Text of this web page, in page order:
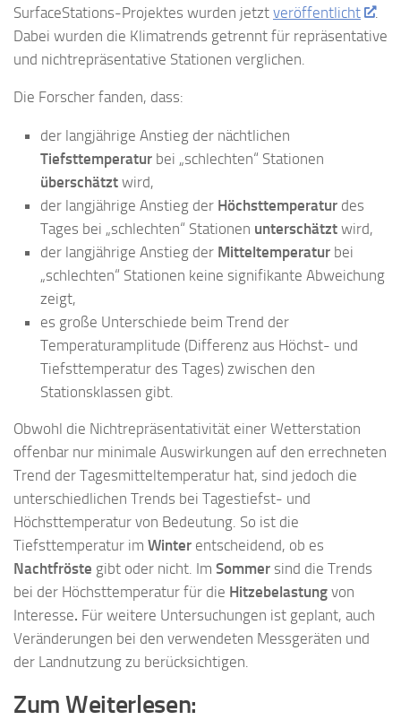
SurfaceStations-Projektes wurden jetzt veröffentlicht
.
Dabei wurden die Klimatrends getrennt für repräsentative
und nichtrepräsentative Stationen verglichen.
Die Forscher fanden, dass:
der langjährige Anstieg der nächtlichen
Tiefsttemperatur bei „schlechten“ Stationen
überschätzt wird,
der langjährige Anstieg der Höchsttemperatur des
Tages bei „schlechten“ Stationen unterschätzt wird,
der langjährige Anstieg der Mitteltemperatur bei
„schlechten“ Stationen keine signifikante Abweichung
zeigt,
es große Unterschiede beim Trend der
Temperaturamplitude (Differenz aus Höchst- und
Tiefsttemperatur des Tages) zwischen den
Stationsklassen gibt.
Obwohl die Nichtrepräsentativität einer Wetterstation
offenbar nur minimale Auswirkungen auf den errechneten
Trend der Tagesmitteltemperatur hat, sind jedoch die
unterschiedlichen Trends bei Tagestiefst- und
Höchsttemperatur von Bedeutung. So ist die
Tiefsttemperatur im Winter entscheidend, ob es
Nachtfröste gibt oder nicht. Im Sommer sind die Trends
bei der Höchsttemperatur für die Hitzebelastung von
Interesse. Für weitere Untersuchungen ist geplant, auch
Veränderungen bei den verwendeten Messgeräten und
der Landnutzung zu berücksichtigen.
Zum Weiterlesen: